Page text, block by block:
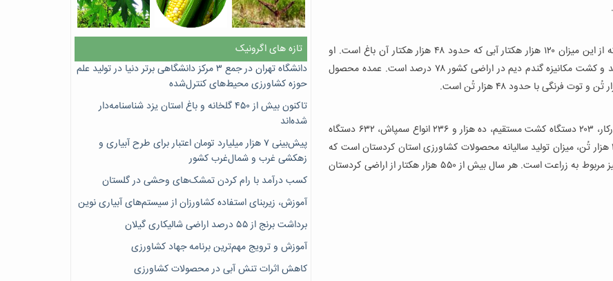
استان کردستان دارای یک میلیون و ۲۰۰ هزار هکتار اراضی است که از این میزان ۱۲۰ هزار هکتار آبی که حدود ۴۸ هزار هکتار آن باغ است. او
می‌گوید: متوسط کشت مکانیزه زراعت گندم آبی در کشور ۶۳ درصد و کشت مکانیزه گندم دیم در اراضی کشور ۷۸ درصد است. عمده محصول
سپری خاطرنشان کرد: کردستان دارای چهار هزار و ۳۴۲ دستگاه بذرکار، ۲۰۳ دستگاه کشت مستقیم، ده هزار و ۲۳۶ انواع سمپاش، ۶۳۲ دستگاه
خاک‌ورز حفاظتی و ۴۸۷ دستگاه چیزل پکر است. دو میلیون و ۴۰۰ هزار تُن، میزان تولید سالیانه محصولات کشاورزی استان کردستان است که
۳۲۰ هزار تُن از این میزان مربوط به محصولات باغی است و باقی نیز مربوط به زراعت است. هر سال بیش از ۵۵۰ هزار هکتار از اراضی کردستان
تازه های اگرونیک
دانشگاه تهران در جمع ۳ مرکز دانشگاهی برتر دنیا در تولید علم
حوزه کشاورزی محیط‌های کنترل‌شده
تاکنون بیش از ۴۵۰ گلخانه و باغ استان یزد شناسنامه‌دار
شده‌اند
پیش‌بینی ۷‌ هزار میلیارد تومان اعتبار برای طرح آبیاری و
زهکشی غرب و شمال‌غرب کشور
کسب درآمد با رام کردن تمشک‌های وحشی در گلستان
آموزش، زیربنای استفاده کشاورزان از سیستم‌های آبیاری نوین
برداشت برنج از ۵۵ درصد اراضی شالیکاری گیلان
آموزش و ترویج مهم‌ترین برنامه جهاد کشاورزی
کاهش اثرات تنش آبی در محصولات کشاورزی